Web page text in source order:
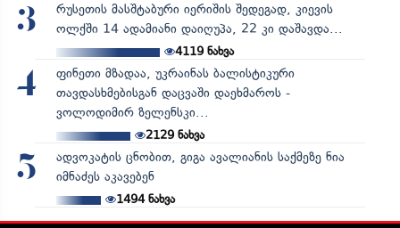
3
რუსეთის მასშტაბური იერიშის შედეგად, კიევის
ოლქში 14 ადამიანი დაიღუპა, 22 კი დაშავდა...
4119ნახვა
4
ფინეთი მზადაა, უკრაინას ბალისტიკური
თავდასხმებისგან დაცვაში დაეხმაროს -
ვოლოდიმირ ზელენსკი...
2129ნახვა
5
ადვოკატის ცნობით, გიგა ავალიანის საქმეზე ნია
იმნაძეს აკავებენ
1494ნახვა